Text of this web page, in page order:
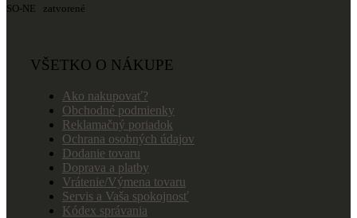
SO-NE zatvorené
VŠETKO O NÁKUPE
Ako nakupovať?
Obchodné podmienky
Reklamačný poriadok
Ochrana osobných údajov
Dodanie tovaru
Doprava a platby
Vrátenie/Výmena tovaru
Servis a Vaša spokojnosť
Kódex správania